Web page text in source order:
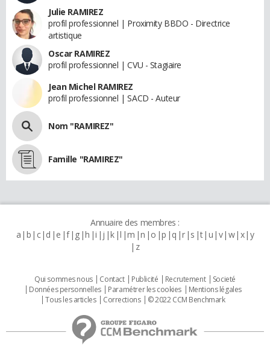
Julie RAMIREZ
profil professionnel | Proximity BBDO - Directrice
artistique
Oscar RAMIREZ
profil professionnel | CVU - Stagiaire
Jean Michel RAMIREZ
profil professionnel | SACD - Auteur
Nom "RAMIREZ"
Famille "RAMIREZ"
Annuaire des membres :
a b c d e f g h i j k l m n o p q r s t u v w x y
z
Qui sommes nous Contact Publicité Recrutement
Societé
Données personnelles
Paramétrer les cookies
Mentions légales
Tous les articles
Corrections © 2022 CCM Benchmark